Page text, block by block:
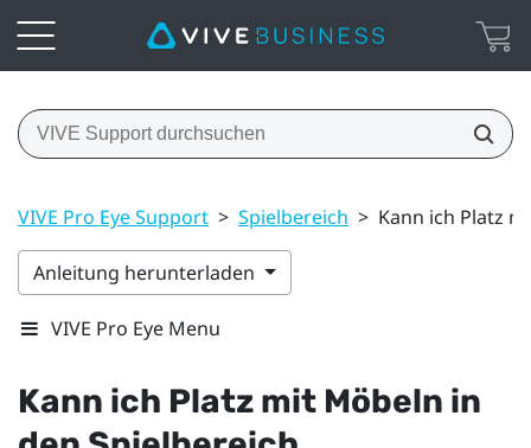
VIVE Pro Eye Support > Spielbereich > Kann ich Platz
Anleitung herunterladen
VIVE Pro Eye Menu
Kann ich Platz mit Möbeln in